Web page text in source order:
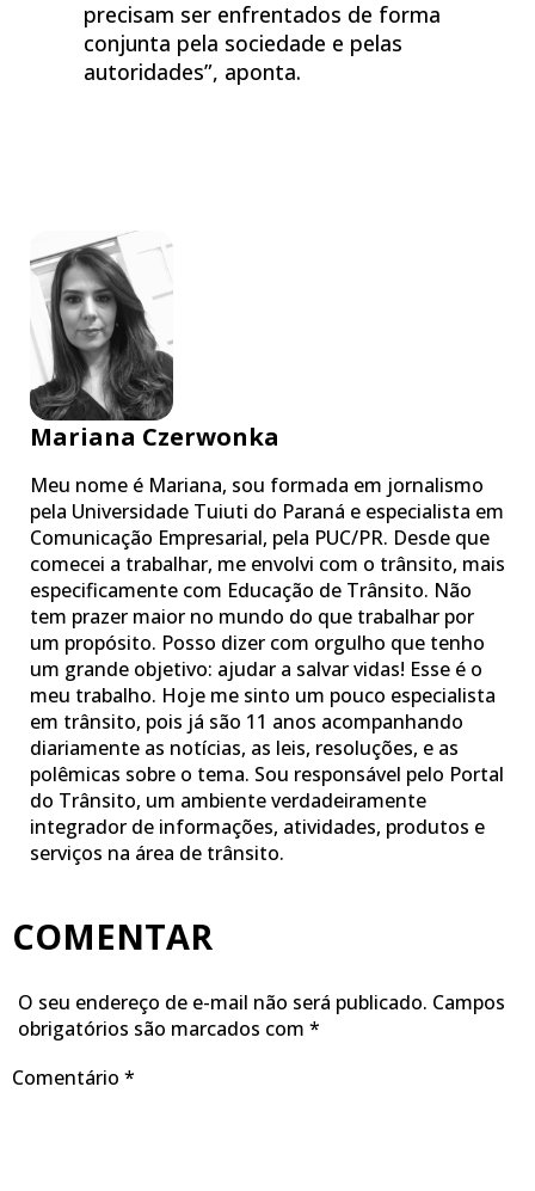
precisam ser enfrentados de forma
conjunta pela sociedade e pelas
autoridades”, aponta.
Mariana Czerwonka
Meu nome é Mariana, sou formada em jornalismo
pela Universidade Tuiuti do Paraná e especialista em
Comunicação Empresarial, pela PUC/PR. Desde que
comecei a trabalhar, me envolvi com o trânsito, mais
especificamente com Educação de Trânsito. Não
tem prazer maior no mundo do que trabalhar por
um propósito. Posso dizer com orgulho que tenho
um grande objetivo: ajudar a salvar vidas! Esse é o
meu trabalho. Hoje me sinto um pouco especialista
em trânsito, pois já são 11 anos acompanhando
diariamente as notícias, as leis, resoluções, e as
polêmicas sobre o tema. Sou responsável pelo Portal
do Trânsito, um ambiente verdadeiramente
integrador de informações, atividades, produtos e
serviços na área de trânsito.
COMENTAR
O seu endereço de e-mail não será publicado. Campos
obrigatórios são marcados com *
Comentário *